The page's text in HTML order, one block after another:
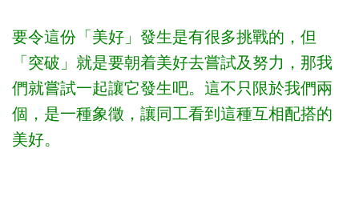
要令這份「美好」發生是有很多挑戰的，但
「突破」就是要朝着美好去嘗試及努力，那我
們就嘗試一起讓它發生吧。這不只限於我們兩
個，是一種象徵，讓同工看到這種互相配搭的
美好。